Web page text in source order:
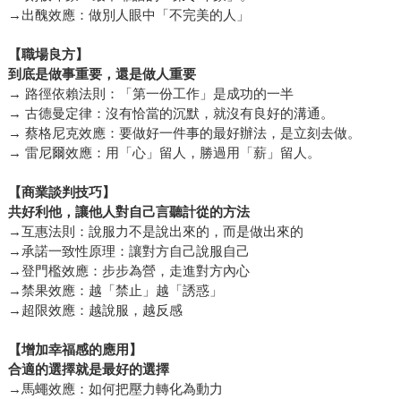
→出醜效應：做別人眼中「不完美的人」
【職場良方】
到底是做事重要，還是做人重要
→ 路徑依賴法則：「第一份工作」是成功的一半
→ 古德曼定律：沒有恰當的沉默，就沒有良好的溝通。
→ 蔡格尼克效應：要做好一件事的最好辦法，是立刻去做。
→ 雷尼爾效應：用「心」留人，勝過用「薪」留人。
【商業談判技巧】
共好利他，讓他人對自己言聽計從的方法
→互惠法則：說服力不是說出來的，而是做出來的
→承諾一致性原理：讓對方自己說服自己
→登門檻效應：步步為營，走進對方內心
→禁果效應：越「禁止」越「誘惑」
→超限效應：越說服，越反感
【增加幸福感的應用】
合適的選擇就是最好的選擇
→馬蠅效應：如何把壓力轉化為動力